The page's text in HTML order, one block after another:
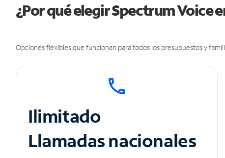
¿Por qué elegir Spectrum Voice
Opciones flexibles que funcionan para todos los presupuestos y
Ilimitado
Llamadas nacionales